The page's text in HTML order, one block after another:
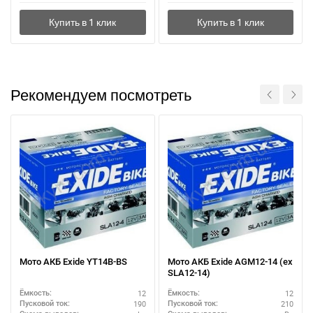
Рекомендуем посмотреть
Мото АКБ Exide YT14B-BS
Ёмкость: 12
Пусковой ток: 190
Мото АКБ Exide AGM12-14 (ex
SLA12-14)
Ёмкость: 12
Пусковой ток: 210